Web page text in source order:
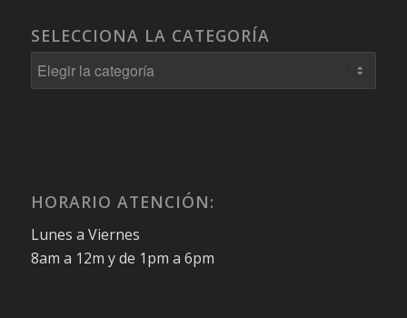
SELECCIONA LA CATEGORÍA
Selecciona
la
HORARIO ATENCIÓN:
Lunes a Viernes
8am a 12m y de 1pm a 6pm